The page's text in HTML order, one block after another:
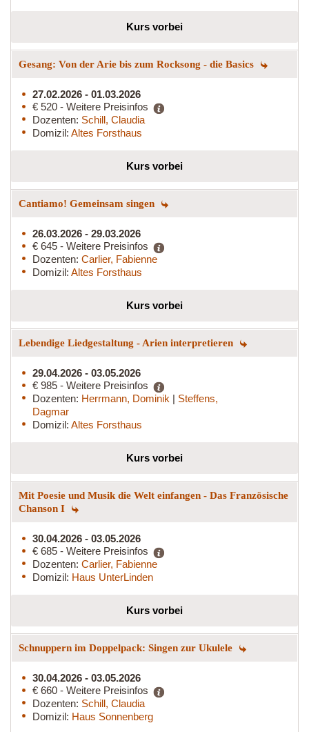
Kurs vorbei
Gesang: Von der Arie bis zum Rocksong - die Basics
27.02.2026 - 01.03.2026
€ 520 - Weitere Preisinfos
Dozenten: Schill, Claudia
Domizil: Altes Forsthaus
Kurs vorbei
Cantiamo! Gemeinsam singen
26.03.2026 - 29.03.2026
€ 645 - Weitere Preisinfos
Dozenten: Carlier, Fabienne
Domizil: Altes Forsthaus
Kurs vorbei
Lebendige Liedgestaltung - Arien interpretieren
29.04.2026 - 03.05.2026
€ 985 - Weitere Preisinfos
Dozenten: Herrmann, Dominik | Steffens,
Dagmar
Domizil: Altes Forsthaus
Kurs vorbei
Mit Poesie und Musik die Welt einfangen - Das Französische
Chanson I
30.04.2026 - 03.05.2026
€ 685 - Weitere Preisinfos
Dozenten: Carlier, Fabienne
Domizil: Haus UnterLinden
Kurs vorbei
Schnuppern im Doppelpack: Singen zur Ukulele
30.04.2026 - 03.05.2026
€ 660 - Weitere Preisinfos
Dozenten: Schill, Claudia
Domizil: Haus Sonnenberg